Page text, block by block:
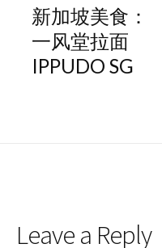
新加坡美食：
一风堂拉面
IPPUDO SG
Leave a Reply